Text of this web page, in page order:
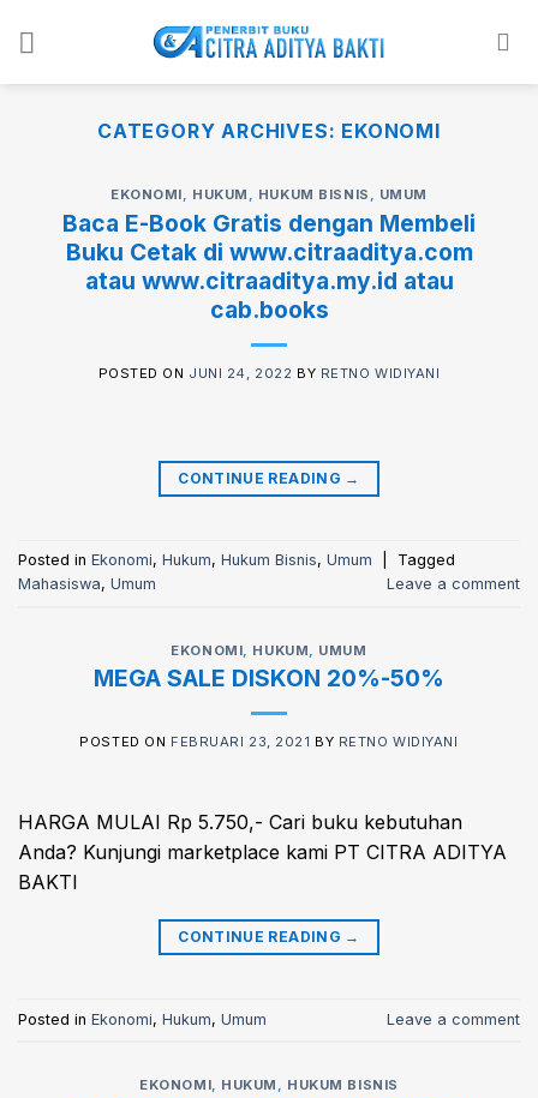
CATEGORY ARCHIVES: EKONOMI
EKONOMI, HUKUM , HUKUM BISNIS , UMUM
Baca E-Book Gratis dengan Membeli
Buku Cetak di www.citraaditya.com
atau www.citraaditya.my.id atau
cab.books
POSTED ON JUNI 24, 2022 BY RETNO WIDIYANI
CONTINUE READING →
Posted in Ekonomi, Hukum, Hukum Bisnis, Umum
Tagged
Mahasiswa, Umum Leave a comment
EKONOMI HUKUM UMUM
MEGA SALE DISKON 20%-50%
POSTED ON FEBRUARI 23, 2021 BY RETNO WIDIYANI
HARGA MULAI Rp 5.750,- Cari buku kebutuhan
Anda? Kunjungi marketplace kami PT CITRA ADITYA
BAKTI
CONTINUE READING →
Posted in Ekonomi, Hukum, Umum Leave a comment
EKONOMI, HUKUM , HUKUM BISNIS